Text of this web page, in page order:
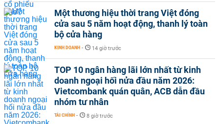
Một thương hiệu thời trang Việt đóng
cửa sau 5 năm hoạt động, thanh lý toàn
bộ cửa hàng
KINH DOANH - 14 giờ trước
TOP 10 ngân hàng lãi lớn nhất từ kinh
doanh ngoại hối nửa đầu năm 2026:
Vietcombank quán quân, ACB dẫn đầu
nhóm tư nhân
TÀI CHÍNH - 8 giờ trước